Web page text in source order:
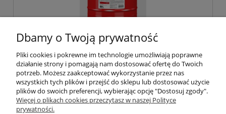
GLYSANTIN® G48® koncentrat - 60 litrów - płyn do
chłodnic
Cena:
1 511,06 zł
Dbamy o Twoją prywatność
Pliki cookies i pokrewne im technologie umożliwiają poprawne
działanie strony i pomagają nam dostosować ofertę do Twoich
potrzeb. Możesz zaakceptować wykorzystanie przez nas
wszystkich tych plików i przejść do sklepu lub dostosować użycie
plików do swoich preferencji, wybierając opcję "Dostosuj zgody".
Więcej o plikach cookies przeczytasz w naszej Polityce
prywatności.